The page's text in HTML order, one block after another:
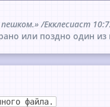
/Екклесиаст
или поздно один из
файла.